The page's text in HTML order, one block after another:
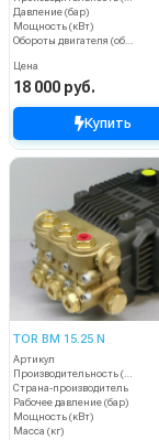
Давление (бар)
Мощность (кВт)
Обороты двигателя (об/мин)
Цена
18 000 руб.
Купить
TOR BM 15.25 N
Артикул
Производительность (л/ч)
Страна-производитель
Рабочее давление (бар)
Мощность (кВт)
Масса (кг)